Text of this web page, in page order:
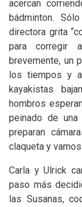
acercan
bádminton.
directora grita
para corregir
brevemente, un
los tiempos y
kayakistas
hombros
peinado de
preparan
claqueta y
Carla y Ulrick
paso más
las Susanas,